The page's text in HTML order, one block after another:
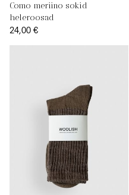
Como meriino sokid
heleroosad
24,00 €